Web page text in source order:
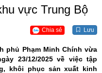
vực Trung Bộ
Chia sẻ Lưu
phủ Phạm Minh Chính vừa
23/12/2025 về việc tập
khôi phục sản xuất kinh